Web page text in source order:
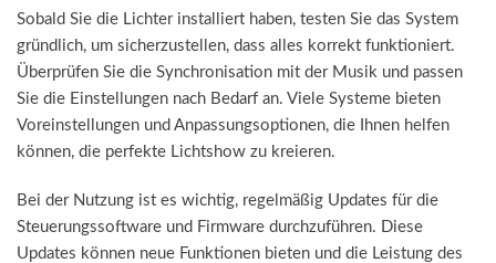
Sobald Sie die Lichter installiert haben, testen Sie das System
gründlich, um sicherzustellen, dass alles korrekt funktioniert.
Überprüfen Sie die Synchronisation mit der Musik und passen
Sie die Einstellungen nach Bedarf an. Viele Systeme bieten
Voreinstellungen und Anpassungsoptionen, die Ihnen helfen
können, die perfekte Lichtshow zu kreieren.
Bei der Nutzung ist es wichtig, regelmäßig Updates für die
Steuerungssoftware und Firmware durchzuführen. Diese
Updates können neue Funktionen bieten und die Leistung des